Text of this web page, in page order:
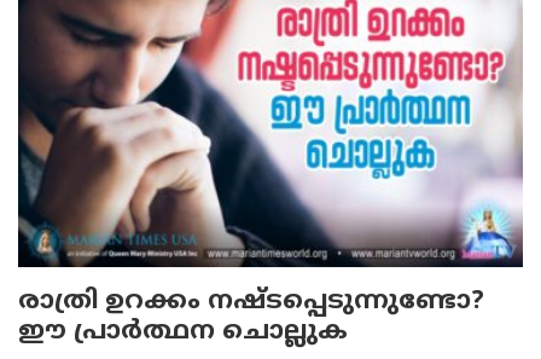
രാത്രി ഉറക്കം നഷ്ടപ്പെടുന്നുണ്ടോ?
ഈ പ്രാര്‍ത്ഥന ചൊല്ലുക